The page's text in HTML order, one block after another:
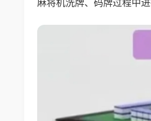
麻将机洗牌、码牌过程中